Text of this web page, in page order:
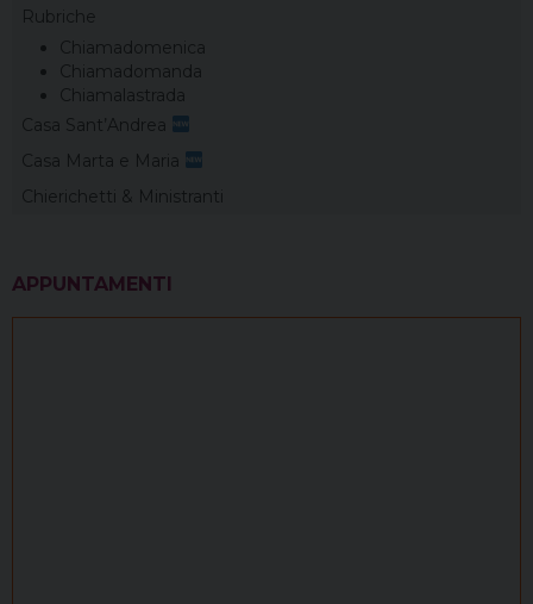
Rubriche
Chiamadomenica
Chiamadomanda
Chiamalastrada
Casa Sant’Andrea
Casa Marta e Maria
Chierichetti & Ministranti
APPUNTAMENTI